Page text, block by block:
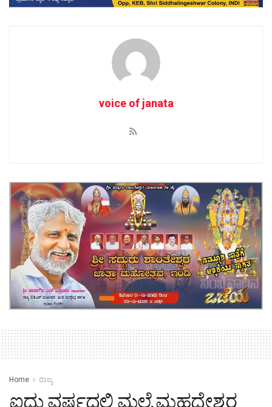
voice of janata
Home ರಾಜ್ಯ
ಐದು ವರ್ಷದಲ್ಲಿ ಮಲೈ ಮಹದೇಶ್ವರ